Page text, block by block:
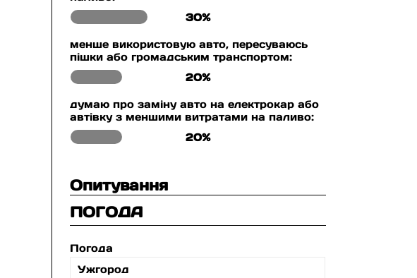
30%
менше використовую авто, пересуваюсь
пішки або громадським транспортом:
20%
думаю про заміну авто на електрокар або
автівку з меншими витратами на паливо:
20%
Опитування
ПОГОДА
Погода
Ужгород